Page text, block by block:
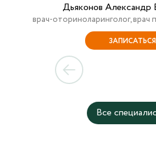
Дьяконов Александр
врач-оториноларинголог, врач
ЗАПИСАТЬСЯ
Все